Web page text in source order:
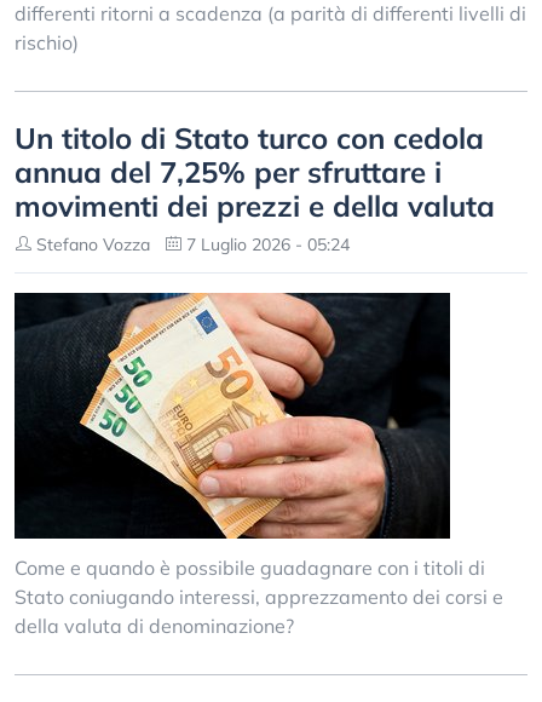
differenti ritorni a scadenza (a parità di differenti livelli di
rischio)
Un titolo di Stato turco con cedola
annua del 7,25% per sfruttare i
movimenti dei prezzi e della valuta
Stefano Vozza 7 Luglio 2026 - 05:24
Come e quando è possibile guadagnare con i titoli di
Stato coniugando interessi, apprezzamento dei corsi e
della valuta di denominazione?